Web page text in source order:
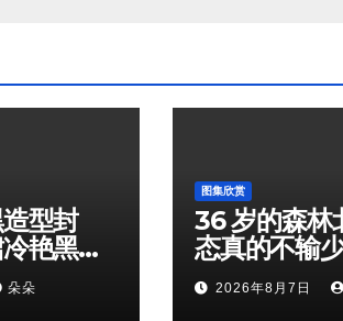
型封
艳黑天
感
朵朵
图集欣赏
36 岁的森林
态真的不输
2026年8月7日